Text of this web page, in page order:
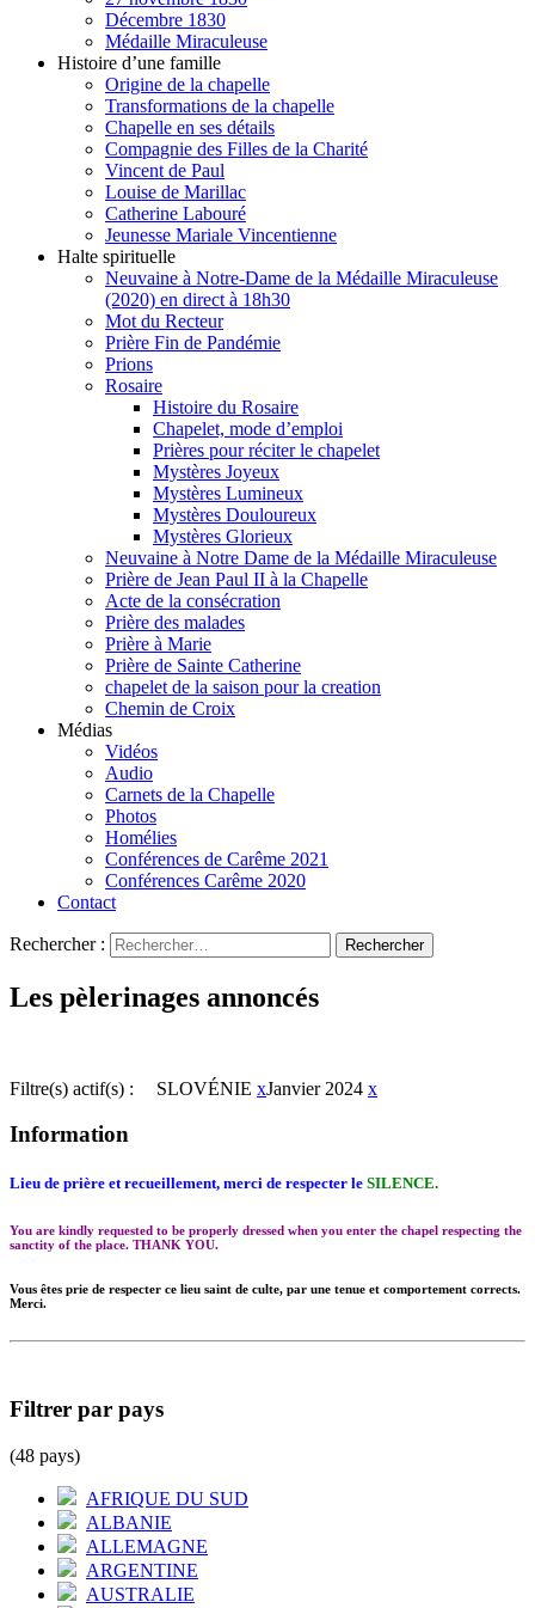
Décembre 1830
Médaille Miraculeuse
Histoire d’une famille
Origine de la chapelle
Transformations de la chapelle
Chapelle en ses détails
Compagnie des Filles de la Charité
Vincent de Paul
Louise de Marillac
Catherine Labouré
Jeunesse Mariale Vincentienne
Halte spirituelle
Neuvaine à Notre-Dame de la Médaille Miraculeuse
(2020) en direct à 18h30
Mot du Recteur
Prière Fin de Pandémie
Prions
Rosaire
Histoire du Rosaire
Chapelet, mode d’emploi
Prières pour réciter le chapelet
Mystères Joyeux
Mystères Lumineux
Mystères Douloureux
Mystères Glorieux
Neuvaine à Notre Dame de la Médaille Miraculeuse
Prière de Jean Paul II à la Chapelle
Acte de la consécration
Prière des malades
Prière à Marie
Prière de Sainte Catherine
chapelet de la saison pour la creation
Chemin de Croix
Médias
Vidéos
Audio
Carnets de la Chapelle
Photos
Homélies
Conférences de Carême 2021
Conférences Carême 2020
Contact
Rechercher :
Les pèlerinages annoncés
Filtre(s) actif(s) : SLOVÉNIE xJanvier 2024 x
Information
Lieu de prière et recueillement, merci de respecter le SILENCE.
You are kindly requested to be properly dressed when you enter the chapel respecting the
sanctity of the place. THANK YOU.
Vous êtes prie de respecter ce lieu saint de culte, par une tenue et comportement corrects.
Merci.
Filtrer par pays
(48 pays)
AFRIQUE DU SUD
ALBANIE
ALLEMAGNE
ARGENTINE
AUSTRALIE